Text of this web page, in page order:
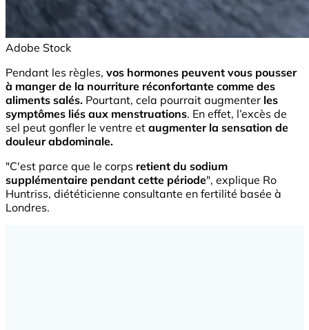
Adobe Stock
Pendant les règles, vos hormones peuvent vous pousser
à manger de la nourriture réconfortante comme des
aliments salés. Pourtant, cela pourrait augmenter les
symptômes liés aux menstruations. En effet, l’excès de
sel peut gonfler le ventre et augmenter la sensation de
douleur abdominale.
"C'est parce que le corps retient du sodium
supplémentaire pendant cette période", explique Ro
Huntriss, diététicienne consultante en fertilité basée à
Londres.